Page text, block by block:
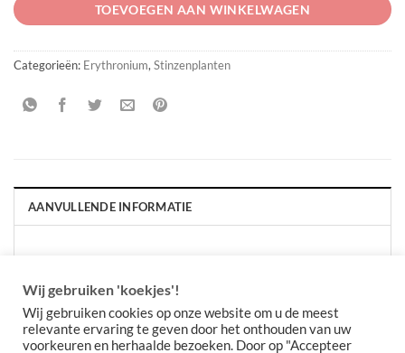
TOEVOEGEN AAN WINKELWAGEN
Categorieën: Erythronium,Stinzenplanten
AANVULLENDE INFORMATIE
Wij gebruiken 'koekjes'!
Wij gebruiken cookies op onze website om u de meest
relevante ervaring te geven door het onthouden van uw
voorkeuren en herhaalde bezoeken. Door op "Accepteer